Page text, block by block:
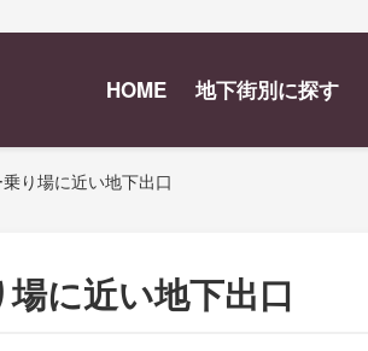
HOME 地下街別に探す
り場に近い地下出口
に近い地下出口